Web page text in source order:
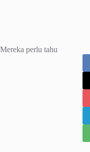
Mereka perlu tahu